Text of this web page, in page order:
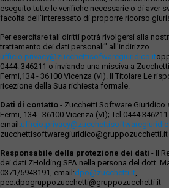
eseguito tutte le verifiche necessarie o di aver
facoltà dell’interessato di proporre ricorso
Per esercitare tali diritti potrà rivolgersi alla
trattamento dei dati personali" all'indirizzo
ufficio.privacy@zucchettisofwaregiuridico.it
0444. 346211 o inviando una missiva a
Fermi,134 - 36100 Vicenza (VI). Il Titolare Le
ricezione della Sua richiesta formale.
Dati di contatto - Zucchetti Software Giuridico
Fermi, 134 - 36100 Vicenza (VI); Tel
email:
zucchettisoftwaregiuridico@gruppozucchetti.it
Responsabile della protezione dei dati - Il
dei dati ZHolding SPA nella persona del dott.
0371/5943191, email:dpo@zucchetti.it,
pec:dpogruppozucchetti@gruppozucchetti.it